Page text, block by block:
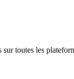
toutes les